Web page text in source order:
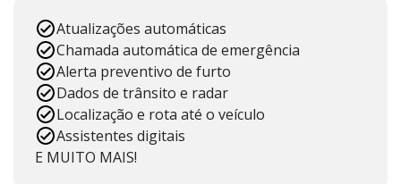
Atualizações automáticas
Chamada automática de emergência
Alerta preventivo de furto
Dados de trânsito e radar
Localização e rota até o veículo
Assistentes digitais
E MUITO MAIS!